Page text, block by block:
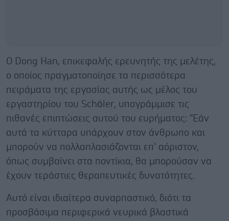
Ο Dong Han, επικεφαλής ερευνητής της μελέτης,
ο οποίος πραγματοποίησε τα περισσότερα
πειράματα της εργασίας αυτής ως μέλος του
εργαστηρίου του Schöler, υπογράμμισε τις
πιθανές επιπτώσεις αυτού του ευρήματος: "Εάν
αυτά τα κύτταρα υπάρχουν στον άνθρωπο και
μπορούν να πολλαπλασιάζονται επ' αόριστον,
όπως συμβαίνει στα ποντίκια, θα μπορούσαν να
έχουν τεράστιες θεραπευτικές δυνατότητες.
Αυτό είναι ιδιαίτερα συναρπαστικό, διότι τα
προσβάσιμα περιφερικά νευρικά βλαστικά